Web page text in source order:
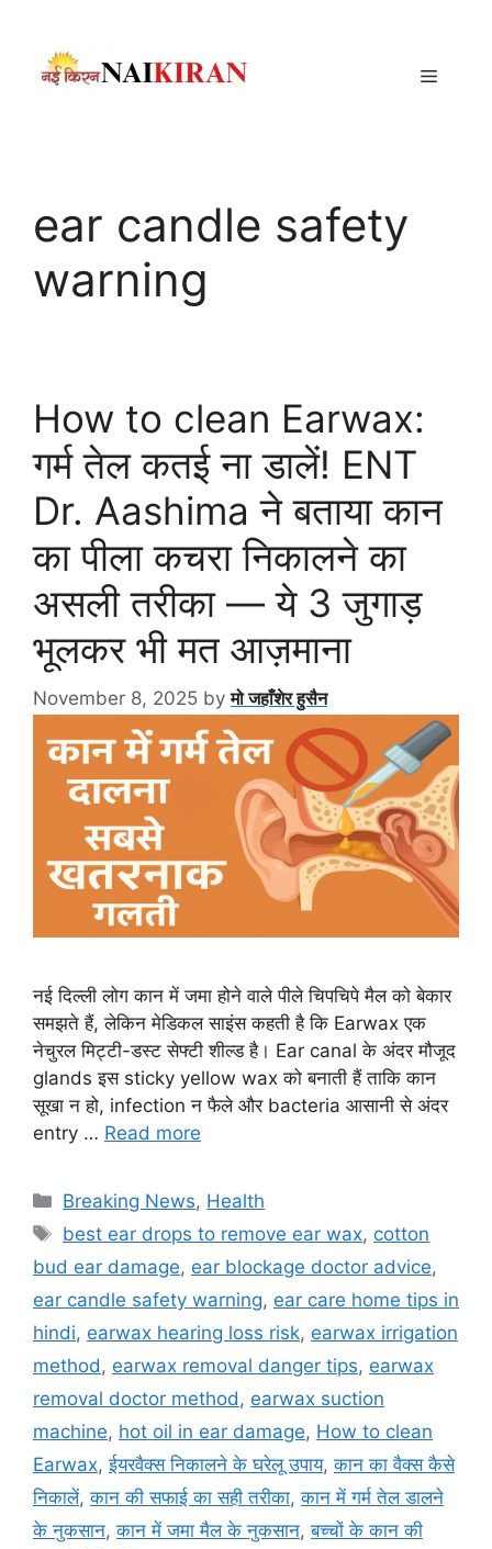
content
Menu
ear candle safety
warning
How to clean Earwax:
गर्म तेल कतई ना डालें! ENT
Dr. Aashima ने बताया कान
का पीला कचरा निकालने का
असली तरीका — ये 3 जुगाड़
भूलकर भी मत आज़माना
November 8, 2025 byमो जहाँशेर हुसैन
नई दिल्ली लोग कान में जमा होने वाले पीले चिपचिपे मैल को बेकार
समझते हैं, लेकिन मेडिकल साइंस कहती है कि Earwax एक
नेचुरल मिट्टी-डस्ट सेफ्टी शील्ड है। Ear canal के अंदर मौजूद
glands इस sticky yellow wax को बनाती हैं ताकि कान
सूखा न हो, infection न फैले और bacteria आसानी से अंदर
entry … Read more
Categories
Breaking News, Health
Tags
best ear drops to remove ear wax, cotton
bud ear damage, ear blockage doctor advice,
ear candle safety warning, ear care home tips in
hindi, earwax hearing loss risk, earwax irrigation
method , earwax removal danger tips, earwax
removal doctor method , earwax suction
machine, hot oil in ear damage, How to clean
Earwax,ईयरवैक्स निकालने के घरेलू उपाय,कान का वैक्स कैसे
निकालें,कान की सफाई का सही तरीका,कान में गर्म तेल डालने
के नुकसान,कान में जमा मैल के नुकसान,बच्चों के कान की